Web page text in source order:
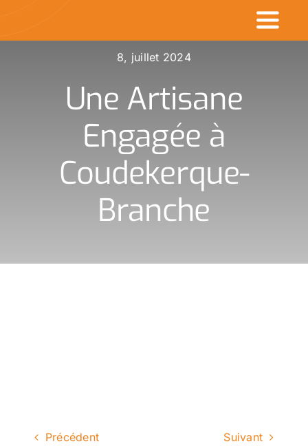
Commerçants en
Made in CDK
Actualités
Rechercher
8, juillet 2024
Une Artisane
Engagée à
Coudekerque-
Branche
Précédent Suivant